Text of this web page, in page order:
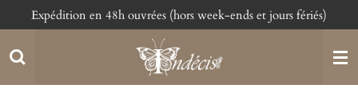
Passer
au
contenu
principal
Expédition en 48h ouvrées (hors week-ends et jours fériés)